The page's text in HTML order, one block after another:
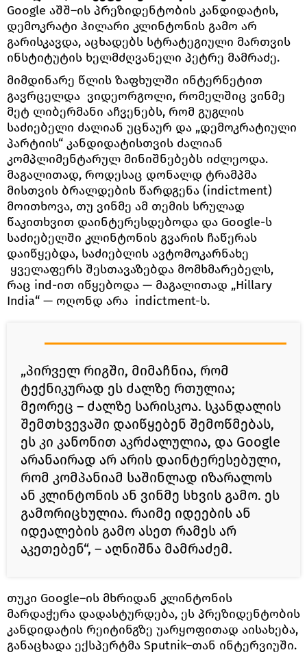
Google აშშ–ის პრეზიდენტობის კანდიდატის,
დემოკრატი ჰილარი კლინტონის გამო არ
გარისკავდა, აცხადებს სტრატეგიული მართვის
ინსტიტუტის ხელმძღვანელი პეტრე მამრაძე.
მიმდინარე წლის ზაფხულში ინტერნეტით
გავრცელდა ვიდეორგოლი, რომელშიც ვინმე
მეტ ლიბერმანი აჩვენებს, რომ გუგლის
საძიებელი ძალიან უცნაურ და „დემოკრატიული
პარტიის“ კანდიდატისთვის ძალიან
კომპლიმენტარულ მინიშნებებს იძლეოდა.
მაგალითად, როდესაც დონალდ ტრამპმა
მისთვის ბრალდების წარდგენა (indictment)
მოითხოვა, თუ ვინმე ამ თემის სრულად
წაკითხვით დაინტერესდებოდა და Google-ს
საძიებელში კლინტონის გვარის ჩაწერას
დაიწყებდა, საძიებლის ავტომოკარნახე
ყველაფერს შესთავაზებდა მომხმარებელს,
რაც ind-ით იწყებოდა — მაგალითად „Hillary
India“ — ოღონდ არა indictment-ს.
„პირველ რიგში, მიმაჩნია, რომ
ტექნიკურად ეს ძალზე რთულია;
მეორეც – ძალზე სარისკოა. სკანდალის
შემთხვევაში დაიწყებენ შემოწმებას,
ეს კი კანონით აკრძალულია, და Google
არანაირად არ არის დაინტერესებული,
რომ კომპანიამ საშინლად იზარალოს
ან კლინტონის ან ვინმე სხვის გამო. ეს
გამორიცხულია. რაიმე იდეების ან
იდეალების გამო ასეთ რამეს არ
აკეთებენ“, – აღნიშნა მამრაძემ.
თუკი Google–ის მხრიდან კლინტონის
მარდაჭერა დადასტურდება, ეს პრეზიდენტობის
კანდიდატის რეიტინგზე უარყოფითად აისახება,
განაცხადა ექსპერტმა Sputnik–თან ინტერვიუში.